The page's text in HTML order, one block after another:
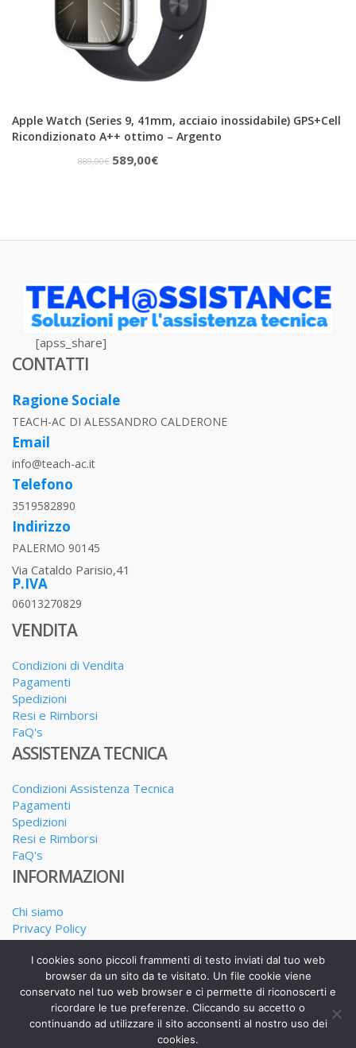
Apple Watch (Series 9, 41mm, acciaio inossidabile) GPS+Cell
Ricondizionato A++ ottimo – Argento
889,00€ Il
589,00€Il
[apss_share]
CONTATTI
Ragione Sociale
TEACH-AC DI ALESSANDRO CALDERONE
Email
info@teach-ac.it
Telefono
3519582890
Indirizzo
PALERMO 90145
Via Cataldo Parisio,41
P.IVA
06013270829
VENDITA
Condizioni di Vendita
Pagamenti
Spedizioni
Resi e Rimborsi
FaQ's
ASSISTENZA TECNICA
Condizioni Assistenza Tecnica
Pagamenti
Spedizioni
Resi e Rimborsi
FaQ's
INFORMAZIONI
Chi siamo
Privacy Policy
Dove siamo
I nostri Servizi
Realizzato da Alessandro Calderone copyright 2025
I cookies sono piccoli frammenti di testo inviati dal tuo web
browser da un sito da te visitato. Un file cookie viene
conservato nel tuo web browser e ci permette di riconoscerti e
ricordare le tue preferenze. Cliccando su accetto o
continuando ad utilizzare il sito acconsenti al nostro uso dei
cookies.